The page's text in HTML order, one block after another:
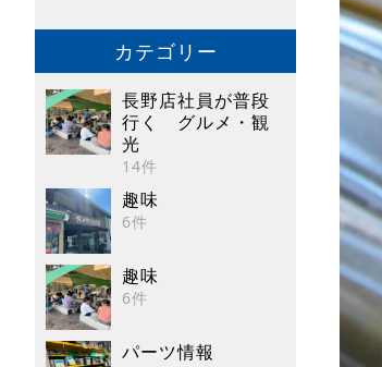
カテゴリー
長野店社員が普段
行く グルメ・観
光
14件
趣味
6件
趣味
6件
パーツ情報